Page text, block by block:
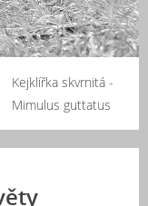
Kejklířka skvrnitá -
Mimulus guttatus